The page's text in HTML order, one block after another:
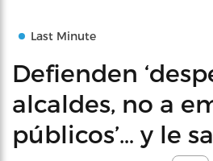
Last Minute
Defienden
alcaldes, no a
públicos’… y le